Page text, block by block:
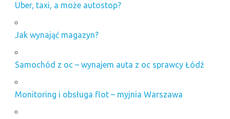
Uber, taxi, a może autostop?
Jak wynająć magazyn?
Samochód z oc – wynajem auta z oc sprawcy Łódź
Monitoring i obsługa flot – myjnia Warszawa